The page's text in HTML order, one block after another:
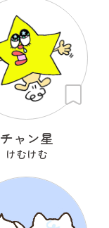
チャン星
けむけむ